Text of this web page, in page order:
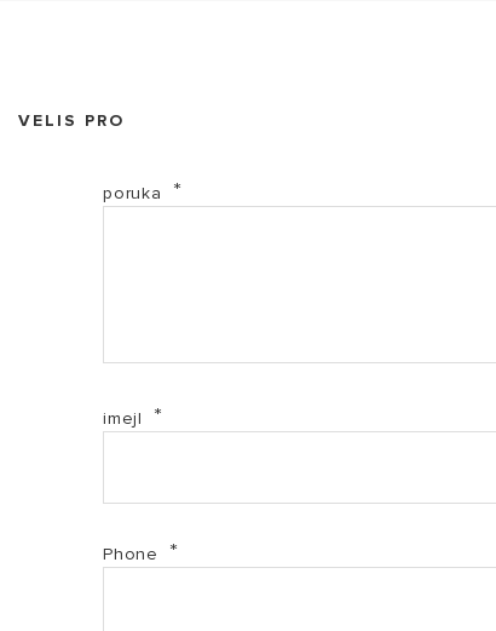
EL-2017-3626137 (PDF, 68.61 kb)
PF-3626135 (PDF, 1.88 mb)
VELIS PRO
poruka
imejl
Phone